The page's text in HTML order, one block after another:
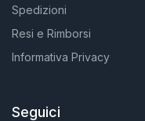
Spedizioni
Resi e Rimborsi
Informativa Privacy
Seguici